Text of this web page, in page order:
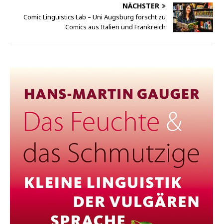
NÄCHSTER
Comic Linguistics Lab – Uni Augsburg forscht zu
Comics aus Italien und Frankreich